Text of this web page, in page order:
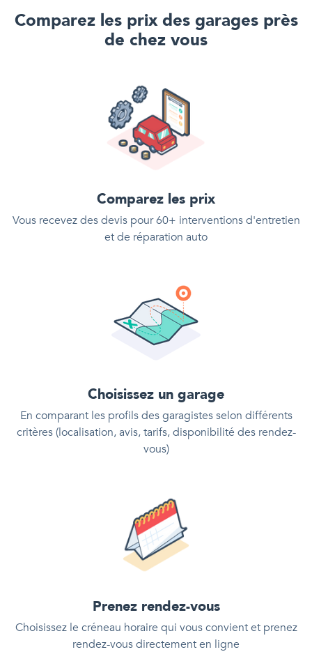
Comparez les prix des garages près
de chez vous
Comparez les prix
Vous recevez des devis pour 60+ interventions d'entretien
et de réparation auto
Choisissez un garage
En comparant les profils des garagistes selon différents
critères (localisation, avis, tarifs, disponibilité des rendez-
vous)
Prenez rendez-vous
Choisissez le créneau horaire qui vous convient et prenez
rendez-vous directement en ligne